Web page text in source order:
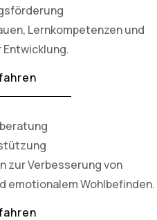
Lernkompetenzen und
zur Verbesserung von
emotionalem Wohlbefinden.